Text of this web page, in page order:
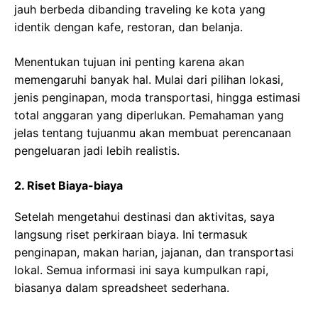
jauh berbeda dibanding traveling ke kota yang
identik dengan kafe, restoran, dan belanja.
Menentukan tujuan ini penting karena akan
memengaruhi banyak hal. Mulai dari pilihan lokasi,
jenis penginapan, moda transportasi, hingga estimasi
total anggaran yang diperlukan. Pemahaman yang
jelas tentang tujuanmu akan membuat perencanaan
pengeluaran jadi lebih realistis.
2. Riset Biaya-biaya
Setelah mengetahui destinasi dan aktivitas, saya
langsung riset perkiraan biaya. Ini termasuk
penginapan, makan harian, jajanan, dan transportasi
lokal. Semua informasi ini saya kumpulkan rapi,
biasanya dalam spreadsheet sederhana.